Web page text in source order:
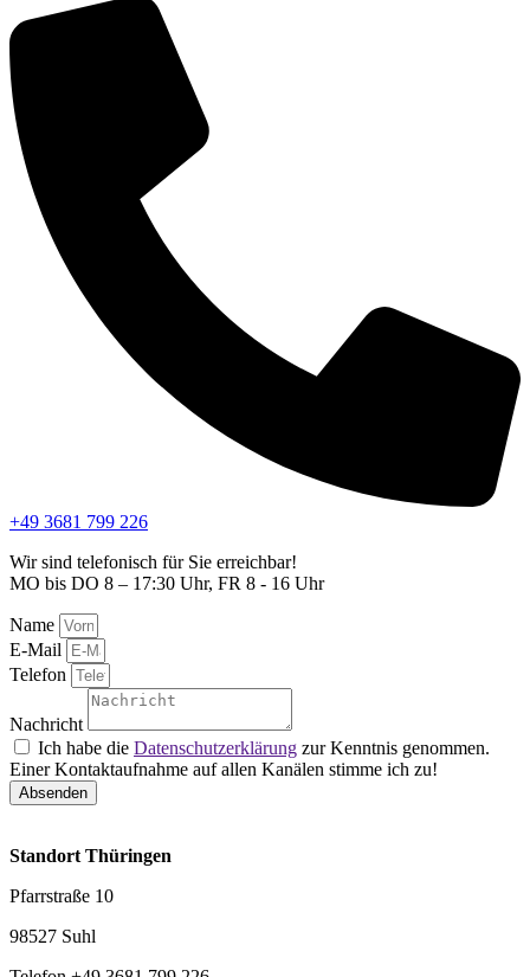
+49 3681 799 226
Wir sind telefonisch für Sie erreichbar!
MO bis DO 8 – 17:30 Uhr, FR 8 - 16 Uhr
Name
E-Mail
Telefon
Nachricht
Ich habe die Datenschutzerklärung zur Kenntnis genommen.
Einer Kontaktaufnahme auf allen Kanälen stimme ich zu!
Absenden
Standort Thüringen
Pfarrstraße 10
98527 Suhl